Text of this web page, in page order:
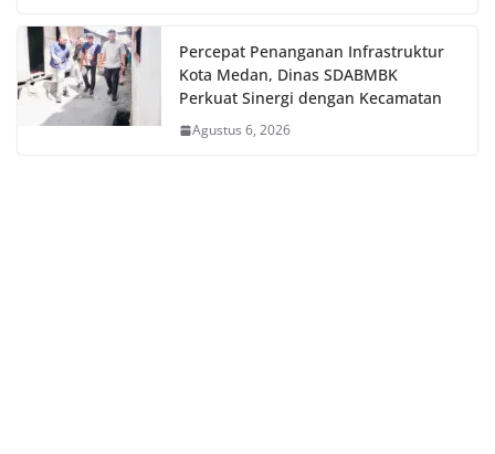
Percepat Penanganan Infrastruktur
Kota Medan, Dinas SDABMBK
Perkuat Sinergi dengan Kecamatan
Agustus 6, 2026